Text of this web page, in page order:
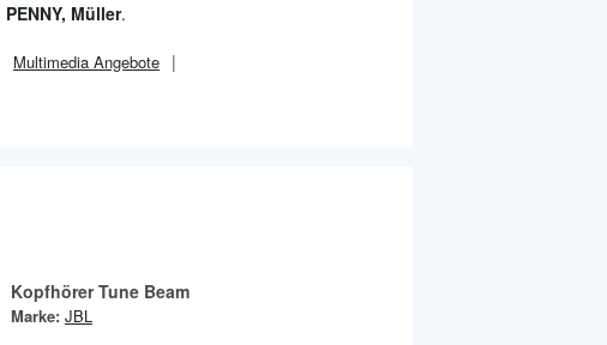
Müller.
Multimedia Angebote
Kopfhörer Tune Beam
Marke: JBL